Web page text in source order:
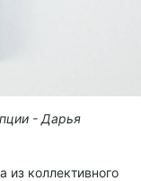
- Дарья
из коллективного